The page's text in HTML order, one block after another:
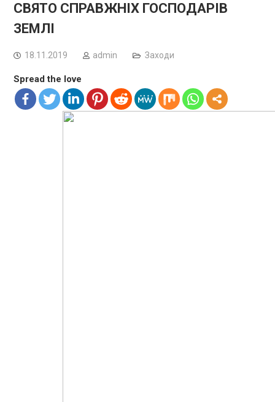
СВЯТО СПРАВЖНІХ ГОСПОДАРІВ
ЗЕМЛІ
18.11.2019 admin Заходи
Spread the love